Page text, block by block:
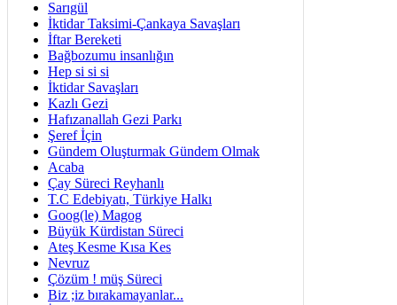
Sarıgül
İktidar Taksimi-Çankaya Savaşları
İftar Bereketi
Bağbozumu insanlığın
Hep si si si
İktidar Savaşları
Kazlı Gezi
Hafızanallah Gezi Parkı
Şeref İçin
Gündem Oluşturmak Gündem Olmak
Acaba
Çay Süreci Reyhanlı
T.C Edebiyatı, Türkiye Halkı
Goog(le) Magog
Büyük Kürdistan Süreci
Ateş Kesme Kısa Kes
Nevruz
Çözüm ! müş Süreci
Biz ;iz bırakamayanlar...